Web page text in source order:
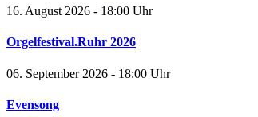
16. August 2026 - 18:00 Uhr
Orgelfestival.Ruhr 2026
06. September 2026 - 18:00 Uhr
Evensong